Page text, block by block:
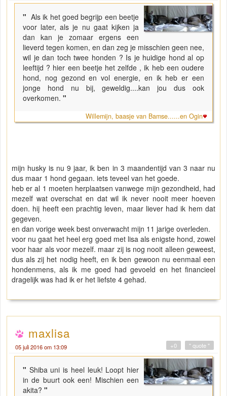
" Als ik het goed begrijp een beetje
voor later, als je nu gaat kijken ja
dan kan je zomaar ergens een
lieverd tegen komen, en dan zeg je misschien geen nee,
wil je dan toch twee honden ? Is je huidige hond al op
leeftijd ? hier een beetje het zelfde , ik heb een oudere
hond, nog gezond en vol energie, en ik heb er een
jonge hond nu bij, geweldig....kan jou dus ook
overkomen. "
Willemijn, baasje van Bamse......en Ogin
mijn husky is nu 9 jaar, ik ben in 3 maandentijd van 3 naar nu
dus maar 1 hond gegaan. iets teveel van het goede.
heb er al 1 moeten herplaatsen vanwege mijn gezondheid, had
mezelf wat overschat en dat wil ik never nooit meer hoeven
doen. hij heeft een prachtig leven, maar liever had ik hem dat
gegeven.
en dan vorige week best onverwacht mijn 11 jarige overleden.
voor nu gaat het heel erg goed met lisa als enigste hond, zowel
voor haar als voor mezelf. maar zij is nog nooit alleen geweest,
dus als zij het nodig heeft, en ik ben gewoon nu eenmaal een
hondenmens, als ik me goed had gevoeld en het financieel
dragelijk was had ik er het liefste 4 gehad.
maxlisa
05 juli 2016 om 13:09 " quote "
+0
" Shiba uni is heel leuk! Loopt hier
in de buurt ook een! Mischien een
akita? "